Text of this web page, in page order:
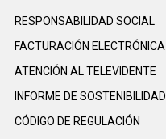
RESPONSABILIDAD SOCIAL
FACTURACIÓN ELECTRÓNICA
ATENCIÓN AL TELEVIDENTE
INFORME DE SOSTENIBILIDAD
CÓDIGO DE REGULACIÓN